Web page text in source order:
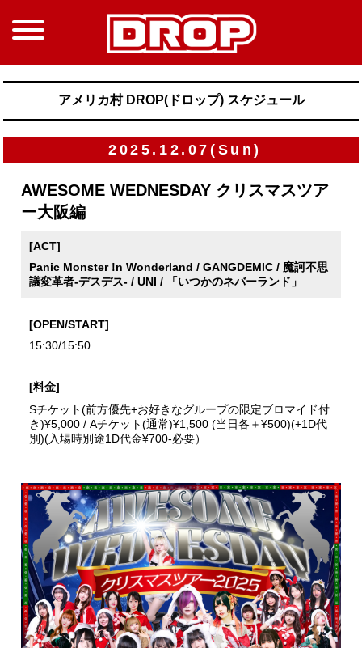
アメリカ村 DROP(ドロップ) スケジュール
2025.12.07(Sun)
AWESOME WEDNESDAY クリスマスツア
ー大阪編
[ACT]
Panic Monster !n Wonderland / GANGDEMIC / 魔訶不思
議変革者-デスデス- / UNI / 「いつかのネバーランド」
[OPEN/START]
15:30/15:50
[料金]
Sチケット(前方優先+お好きなグループの限定ブロマイド付
き)¥5,000 / Aチケット(通常)¥1,500 (当日各＋¥500)(+1D代
別)(入場時別途1D代金¥700-必要）